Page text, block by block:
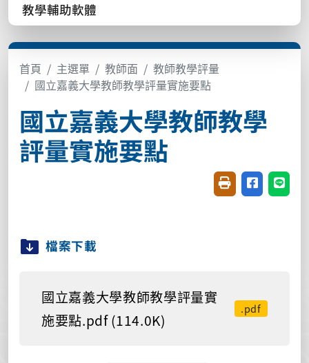
教學輔助軟體
首頁 主選單 教師面
教師教學評量
國立嘉義大學教師教學評量實施要點
國立嘉義大學教師教學
評量實施要點
友善列印(開新視
分享至臉書
分享
檔案下載
國立嘉義大學教師教學評量實
施要點.pdf (114.0K)
.pdf